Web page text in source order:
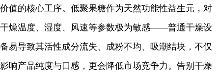
价值的核心工序。低聚果糖作为天然功能性益生元，对
干燥温度、湿度、风速等参数极为敏感——普通干燥设
备易导致其活性成分流失、成粉不均、吸潮结块，不仅
影响产品纯度与口感，更会降低市场竞争力。 告别干燥